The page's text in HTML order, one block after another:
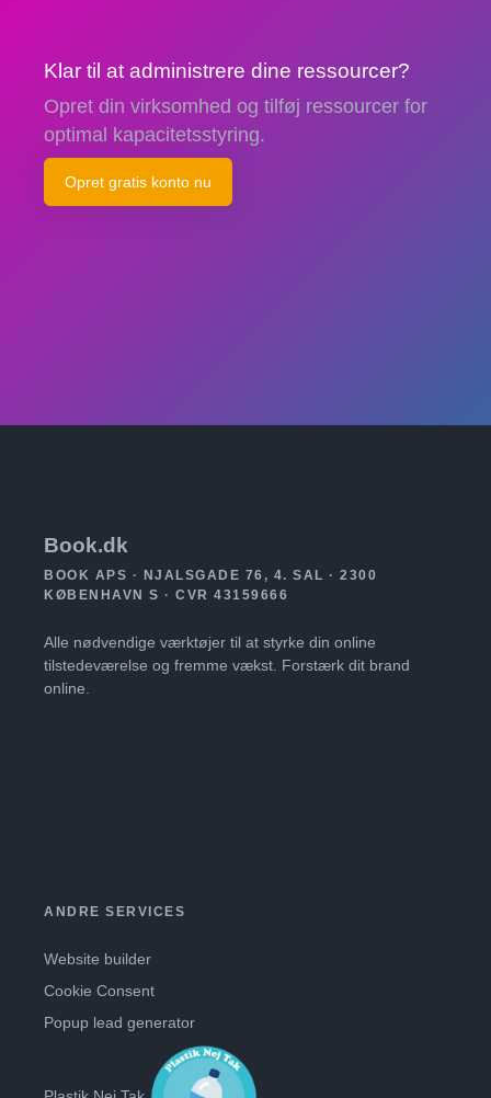
Klar til at administrere dine ressourcer?
Opret din virksomhed og tilføj ressourcer for
optimal kapacitetsstyring.
Opret gratis konto nu
Book.dk
BOOK APS · NJALSGADE 76, 4. SAL · 2300
KØBENHAVN S · CVR 43159666
Alle nødvendige værktøjer til at styrke din online
tilstedeværelse og fremme vækst. Forstærk dit brand
online.
ANDRE SERVICES
Website builder
Cookie Consent
Popup lead generator